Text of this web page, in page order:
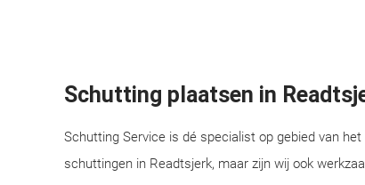
Schutting plaatsen in
Schutting Service is dé specialist op gebied van
schuttingen in Readtsjerk, maar zijn wij ook